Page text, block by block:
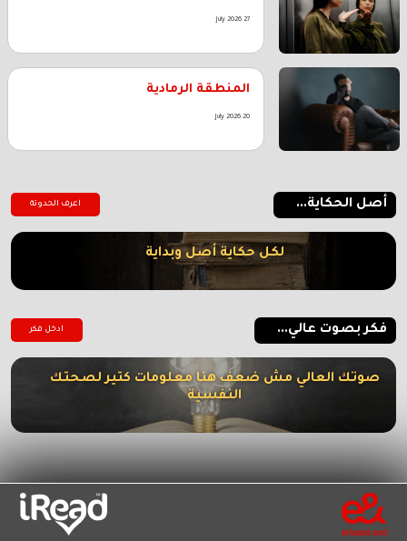
27 July 2026
المنطقة الرمادية
20 July 2026
أصل الحكاية... اعرف الحدوتة
لكل حكاية أصل وبداية
فكر بصوت عالي... ادخل فكر
صوتك العالي مش ضعف هنا معلومات كتير لصحتك
النفسية